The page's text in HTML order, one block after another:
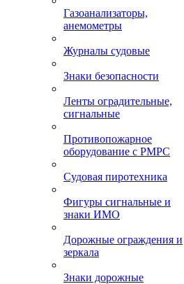
Газоанализаторы,
анемометры
Журналы судовые
Знаки безопасности
Ленты оградительные,
сигнальные
Противопожарное
оборудование с РМРС
Судовая пиротехника
Фигуры сигнальные и
знаки ИМО
Дорожные ограждения и
зеркала
Знаки дорожные